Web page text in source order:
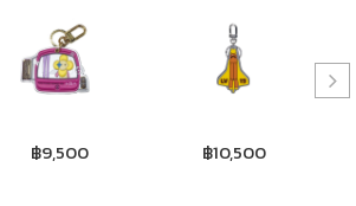
฿9,500 ฿10,500